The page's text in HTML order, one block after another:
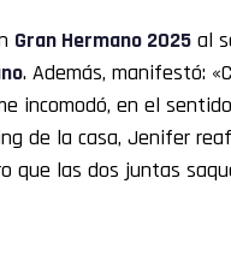
Gran Hermano 2025 al
. Además, manifestó:
incomodó, en el
de la casa, Jenifer
que las dos juntas